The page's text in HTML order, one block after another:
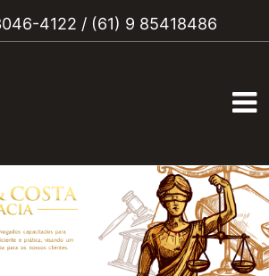
4122 / (61) 9 85418486